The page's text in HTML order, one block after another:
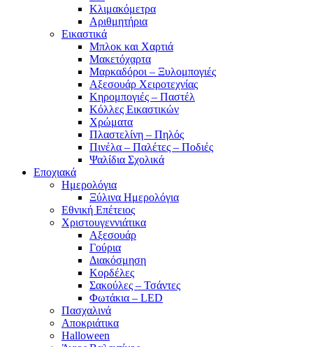
Κλιμακόμετρα
Αριθμητήρια
Εικαστικά
Μπλοκ και Χαρτιά
Μακετόχαρτα
Μαρκαδόροι – Ξυλομπογιές
Αξεσουάρ Χειροτεχνίας
Κηρομπογιές – Παστέλ
Κόλλες Εικαστικών
Χρώματα
Πλαστελίνη – Πηλός
Πινέλα – Παλέτες – Ποδιές
Ψαλίδια Σχολικά
Εποχιακά
Ημερολόγια
Ξύλινα Ημερολόγια
Εθνική Επέτειος
Χριστουγεννιάτικα
Αξεσουάρ
Γούρια
Διακόσμηση
Κορδέλες
Σακούλες – Τσάντες
Φωτάκια – LED
Πασχαλινά
Αποκριάτικα
Halloween